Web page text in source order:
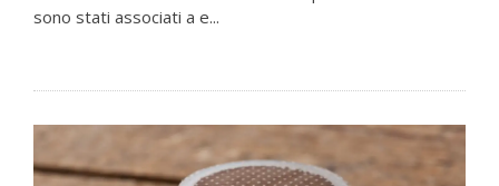
sono stati associati a e...